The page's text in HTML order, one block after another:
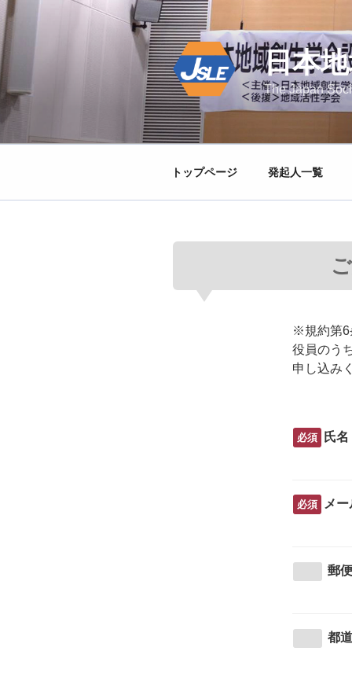
コ
ン
テ
ン
へ
ス
キ
日本
The Japan
トップページ 発起人一覧
※規約第6
役員のう
申し込み
必須 氏名
必須 メ
郵
都